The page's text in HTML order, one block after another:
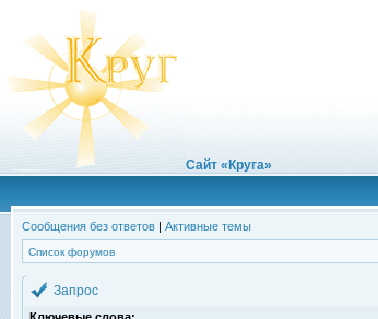
Сайт «Круга»
Сообщения без ответов | Активные темы
Список форумов
Запрос